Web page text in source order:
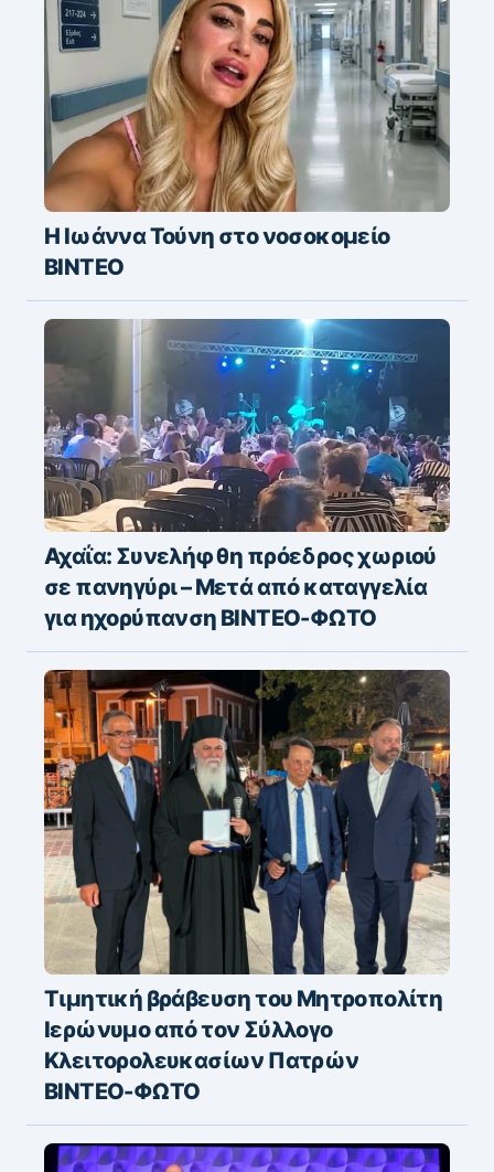
Η Ιωάννα Τούνη στο νοσοκομείο
ΒΙΝΤΕΟ
Αχαΐα: Συνελήφθη πρόεδρος χωριού
σε πανηγύρι – Μετά από καταγγελία
για ηχορύπανση ΒΙΝΤΕΟ-ΦΩΤΟ
Τιμητική βράβευση του Μητροπολίτη
Ιερώνυμο από τον Σύλλογο
Κλειτορολευκασίων Πατρών
ΒΙΝΤΕΟ-ΦΩΤΟ